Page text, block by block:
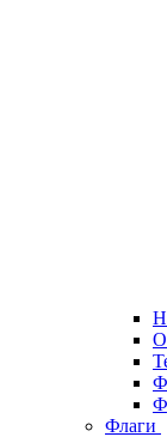
Флаги